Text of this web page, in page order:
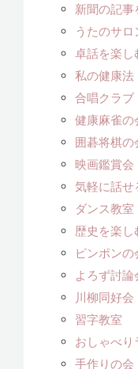
新聞の記事
うたのサロ
卓話を楽し
私の健康法
合唱クラブ
健康麻雀の
囲碁将棋の
映画鑑賞会
気軽に話せ
ダンス教室
歴史を楽し
ピンポンの
よろず討論
川柳同好会
習字教室
おしゃべり
手作りの会